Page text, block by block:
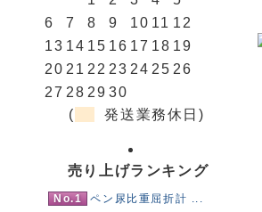
6
7 8 9 10 11 12
13 14 15 16 17 18 19
20 21 22 23 24 25 26
27 28 29 30
(
発送業務休日)
売り上げランキング
No.1 ペン尿比重屈折計 ...